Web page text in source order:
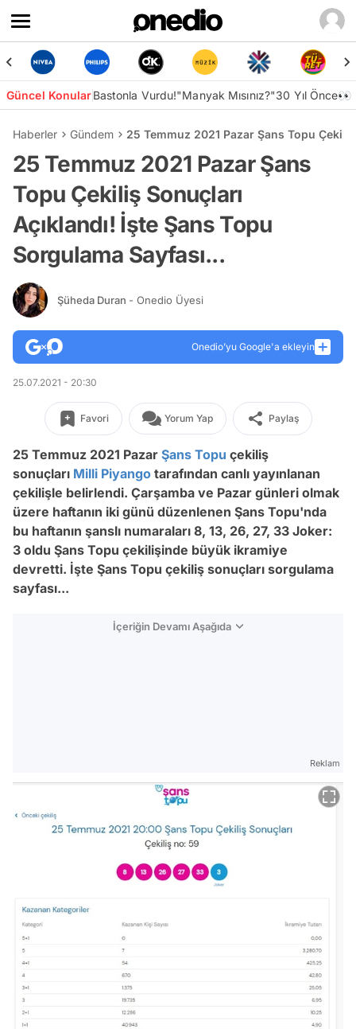
Güncel KonularBastonla Vurdu!"Manyak Mısınız?"30 Yıl Önce👀
Haberler Gündem 25 Temmuz 2021 Pazar Şans Topu
25 Temmuz 2021 Pazar Şans
Topu Çekiliş Sonuçları
Açıklandı! İşte Şans Topu
Sorgulama Sayfası...
Şüheda Duran - Onedio Üyesi
Onedio’yu Google'a ekleyin
25.07.2021 - 20:30
Favori Yorum Yap Paylaş
25 Temmuz 2021 Pazar Şans Topu çekiliş
sonuçları Milli Piyango tarafından canlı yayınlanan
çekilişle belirlendi. Çarşamba ve Pazar günleri olmak
üzere haftanın iki günü düzenlenen Şans Topu'nda
bu haftanın şanslı numaraları 8, 13, 26, 27, 33 Joker:
3 oldu Şans Topu çekilişinde büyük ikramiye
devretti. İşte Şans Topu çekiliş sonuçları sorgulama
sayfası...
İçeriğin Devamı Aşağıda
Reklam